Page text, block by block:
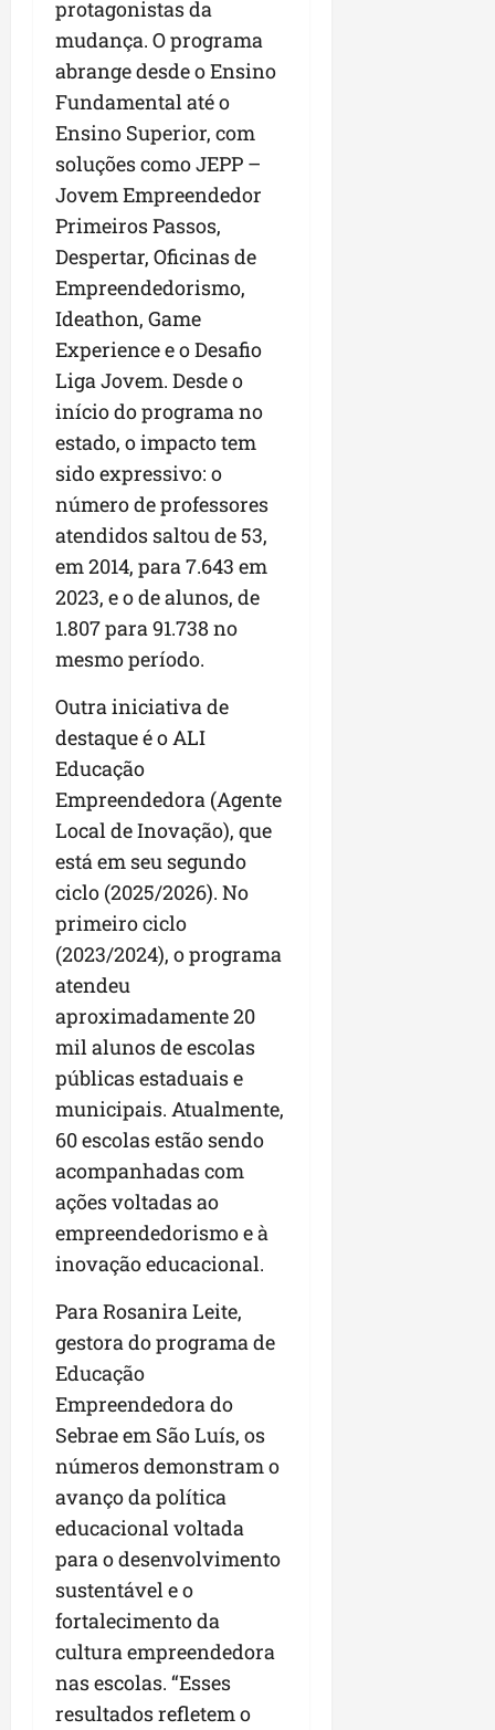
protagonistas da
mudança. O programa
abrange desde o Ensino
Fundamental até o
Ensino Superior, com
soluções como JEPP –
Jovem Empreendedor
Primeiros Passos,
Despertar, Oficinas de
Empreendedorismo,
Ideathon, Game
Experience e o Desafio
Liga Jovem. Desde o
início do programa no
estado, o impacto tem
sido expressivo: o
número de professores
atendidos saltou de 53,
em 2014, para 7.643 em
2023, e o de alunos, de
1.807 para 91.738 no
mesmo período.
Outra iniciativa de
destaque é o ALI
Educação
Empreendedora (Agente
Local de Inovação), que
está em seu segundo
ciclo (2025/2026). No
primeiro ciclo
(2023/2024), o programa
atendeu
aproximadamente 20
mil alunos de escolas
públicas estaduais e
municipais. Atualmente,
60 escolas estão sendo
acompanhadas com
ações voltadas ao
empreendedorismo e à
inovação educacional.
Para Rosanira Leite,
gestora do programa de
Educação
Empreendedora do
Sebrae em São Luís, os
números demonstram o
avanço da política
educacional voltada
para o desenvolvimento
sustentável e o
fortalecimento da
cultura empreendedora
nas escolas. “Esses
resultados refletem o